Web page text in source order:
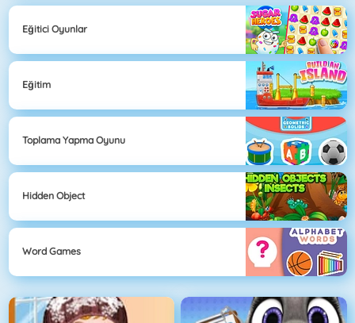
Eğitici Oyunlar
Eğitim
Toplama Yapma Oyunu
Hidden Object
Word Games